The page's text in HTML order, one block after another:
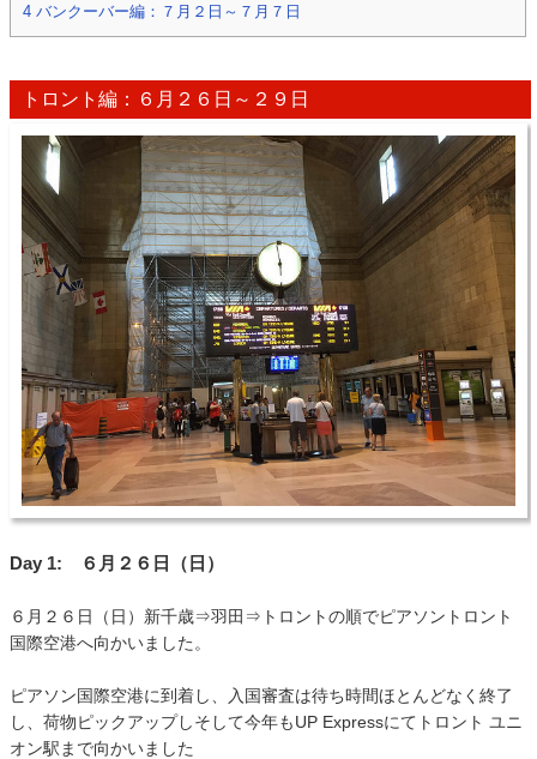
4 バンクーバー編：７月２日～７月７日
トロント編：６月２６日～２９日
Day 1: ６月２６日（日）
６月２６日（日）新千歳⇒羽田⇒トロントの順でピアソントロント
国際空港へ向かいました。
ピアソン国際空港に到着し、入国審査は待ち時間ほとんどなく終了
し、荷物ピックアップしそして今年もUP Expressにてトロント ユニ
オン駅まで向かいました